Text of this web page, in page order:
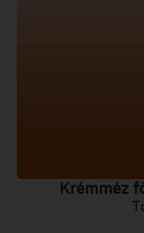
Krémméz